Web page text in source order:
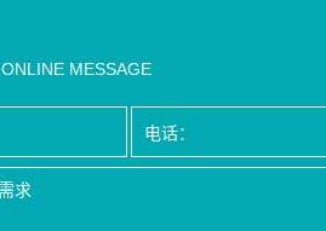
ONLINE MESSAGE